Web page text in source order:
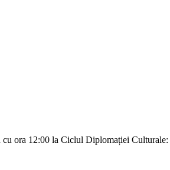
ora 12:00 la Ciclul Diplomației Culturale: